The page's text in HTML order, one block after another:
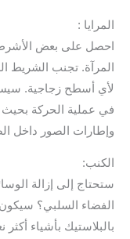
المرايا :
المرآة. تجنب الشريط
لأي أسطح زجاجية.
في عملية الحركة بحيث
وإطارات الصور داخل
الكنب:
ستحتاج إلى إزالة
الفضاء السلبي؟
بالبلاستيك بأشياء